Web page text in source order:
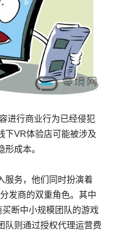
进行商业行为已经侵犯
下VR体验店可能被涉及
成本。
服务，他们同时扮演着
发商的双重角色。其中
断中小规模团队的游戏
队则通过授权代理运营费